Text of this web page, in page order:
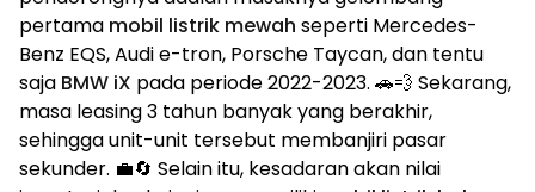
pertama mobil listrik mewah seperti Mercedes-
Benz EQS, Audi e-tron, Porsche Taycan, dan tentu
saja BMW iX pada periode 2022-2023. 🚗💨 Sekarang,
masa leasing 3 tahun banyak yang berakhir,
sehingga unit-unit tersebut membanjiri pasar
sekunder. 💼🔄 Selain itu, kesadaran akan nilai